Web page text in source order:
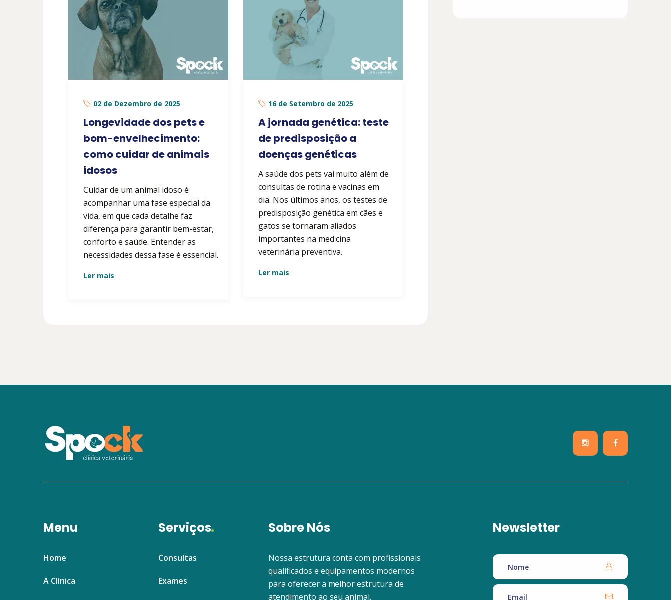
02 de Dezembro de 2025
Longevidade dos pets e
bom-envelhecimento:
como cuidar de animais
idosos
Cuidar de um animal idoso é
acompanhar uma fase especial da
vida, em que cada detalhe faz
diferença para garantir bem-estar,
conforto e saúde. Entender as
necessidades dessa fase é essencial.
Ler mais
16 de Setembro de 2025
A jornada genética: teste
de predisposição a
doenças genéticas
A saúde dos pets vai muito além de
consultas de rotina e vacinas em
dia. Nos últimos anos, os testes de
predisposição genética em cães e
gatos se tornaram aliados
importantes na medicina
veterinária preventiva.
Ler mais
Menu
Home
A Clínica
Serviços
Consultas
Exames
Sobre Nós
Nossa estrutura conta com profissionais
qualificados e equipamentos modernos
para oferecer a melhor estrutura de
atendimento ao seu animal.
Newsletter